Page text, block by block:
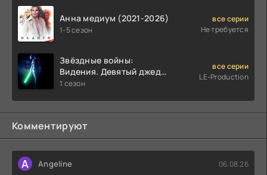
Анна медиум (2021-2026)
1-5 сезон
все серии
Не требуется
Звёздные войны:
Видения. Девятый джедай
(2026)
1 сезон
все серии
LE-Production
Комментируют
A Angeline 06.08.26